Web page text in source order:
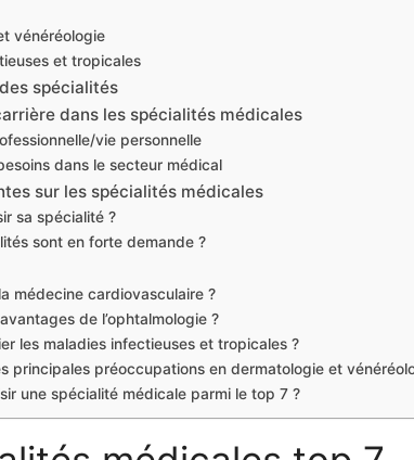
vénéréologie
et tropicales
spécialités
dans les spécialités médicales
vie personnelle
dans le secteur médical
sur les spécialités médicales
sa spécialité ?
sont en forte demande ?
médecine cardiovasculaire ?
de l’ophtalmologie ?
les maladies infectieuses et tropicales ?
principales préoccupations en dermatologie et
une spécialité médicale parmi le top 7 ?